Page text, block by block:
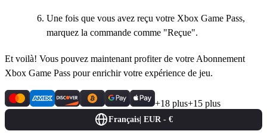
Une fois que vous avez reçu votre Xbox Game Pass,
marquez la commande comme "Reçue".
Et voilà! Vous pouvez maintenant profiter de votre Abonnement
Xbox Game Pass pour enrichir votre expérience de jeu.
+18 plus+15 plus
Français EUR - €